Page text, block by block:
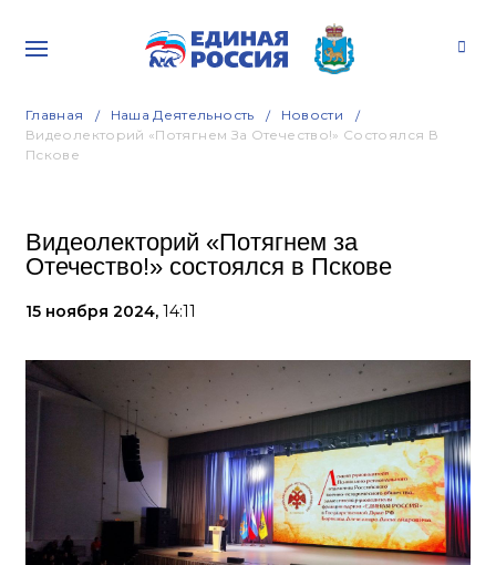
Главная Наша Деятельность
Новости
Видеолекторий «Потягнем За Отечество!» Состоялся В
Пскове
Видеолекторий «Потягнем за
Отечество!» состоялся в Пскове
15 ноября 2024, 14:11